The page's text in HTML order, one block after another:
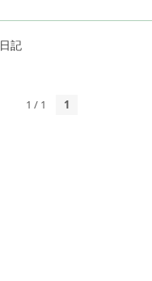
日記
1 / 1 1